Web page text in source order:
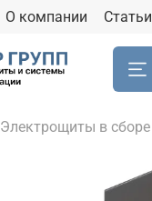
О компании Статьи
Электрощиты в сборе